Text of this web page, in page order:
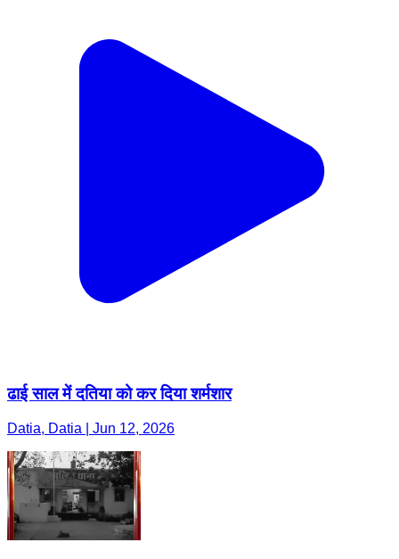
ढाई साल में दतिया को कर दिया शर्मशार
Datia, Datia | Jun 12, 2026